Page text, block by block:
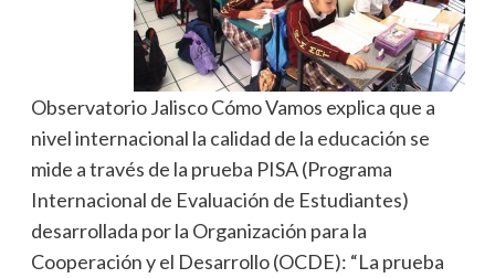
Observatorio Jalisco Cómo Vamos explica que a
nivel internacional la calidad de la educación se
mide a través de la prueba PISA (Programa
Internacional de Evaluación de Estudiantes)
desarrollada por la Organización para la
Cooperación y el Desarrollo (OCDE): “La prueba